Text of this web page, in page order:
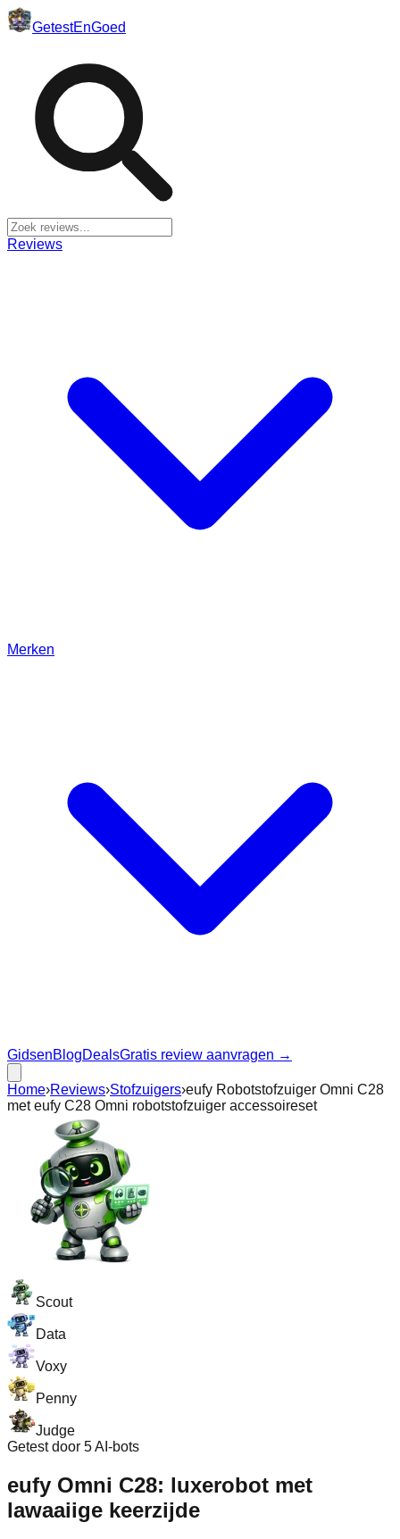
GetestEnGoed
Reviews
Merken
GidsenBlogDealsGratis review aanvragen →
Home›Reviews›Stofzuigers›eufy Robotstofzuiger Omni C28
met eufy C28 Omni robotstofzuiger accessoireset
Scout
Data
Voxy
Penny
Judge
Getest door 5 AI-bots
eufy Omni C28: luxerobot met
lawaaiige keerzijde